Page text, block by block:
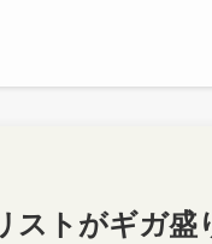
ストがギガ